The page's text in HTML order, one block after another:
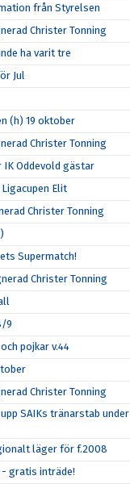
från Styrelsen
Christer Tonning
ha varit tre
Jul
(h) 19 oktober
Christer Tonning
IK Oddevold gästar
Elit
Christer Tonning
Supermatch!
Christer Tonning
9
pojkar v.44
Christer Tonning
SAIKs tränarstab under
läger för f.2008
gratis inträde!